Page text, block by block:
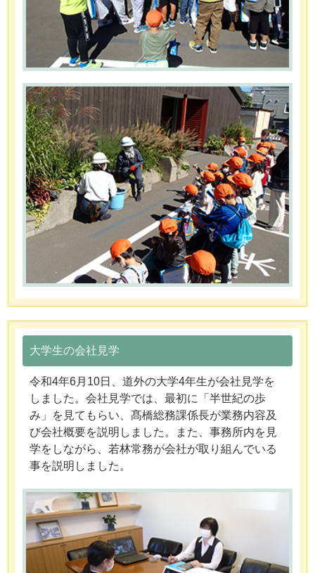
大学生の会社見学
令和4年6月10日、道外の大学4年生が会社見学を
しました。会社見学では、最初に「半世紀の歩
み」を見てもらい、髙橋総務課係長が業務内容及
び会社概要を説明しました。また、事務所内を見
学をしながら、若林常務が会社が取り組んでいる
事を説明しました。